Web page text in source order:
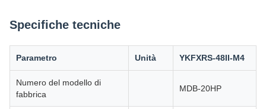
Specifiche tecniche
Parametro Unità YKFXRS-48II-M4
Numero del modello di
fabbrica
MDB-20HP